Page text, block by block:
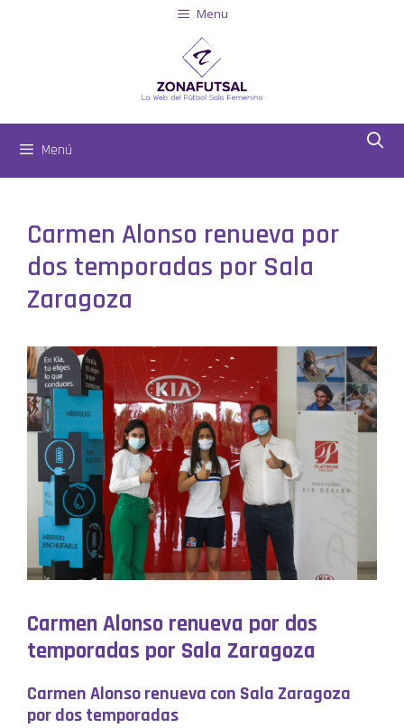
Menu
Menú
Carmen Alonso renueva por
dos temporadas por Sala
Zaragoza
Carmen Alonso renueva por dos
temporadas por Sala Zaragoza
Carmen Alonso renueva con Sala Zaragoza
por dos temporadas